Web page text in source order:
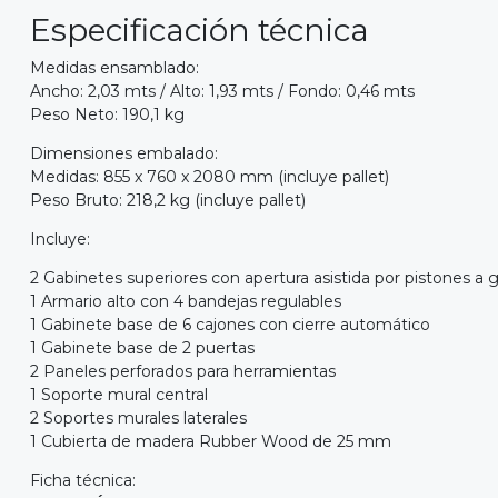
Especificación técnica
Medidas ensamblado:
Ancho: 2,03 mts / Alto: 1,93 mts / Fondo: 0,46 mts
Peso Neto: 190,1 kg
Dimensiones embalado:
Medidas: 855 x 760 x 2080 mm (incluye pallet)
Peso Bruto: 218,2 kg (incluye pallet)
Incluye:
2 Gabinetes superiores con apertura asistida por pistones a
1 Armario alto con 4 bandejas regulables
1 Gabinete base de 6 cajones con cierre automático
1 Gabinete base de 2 puertas
2 Paneles perforados para herramientas
1 Soporte mural central
2 Soportes murales laterales
1 Cubierta de madera Rubber Wood de 25 mm
Ficha técnica: